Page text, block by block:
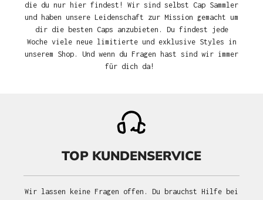
die du nur hier findest! Wir sind selbst Cap Sammler
und haben unsere Leidenschaft zur Mission gemacht um
dir die besten Caps anzubieten. Du findest jede
Woche viele neue limitierte und exklusive Styles in
unserem Shop. Und wenn du Fragen hast sind wir immer
für dich da!
TOP KUNDENSERVICE
Wir lassen keine Fragen offen. Du brauchst Hilfe bei